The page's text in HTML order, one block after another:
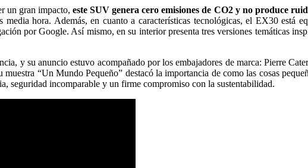
un gran impacto, este SUV genera cero emisiones de CO2 y no produce
media hora. Además, en cuanto a características tecnológicas, el EX30 está
por Google. Así mismo, en su interior presenta tres versiones temáticas
y su anuncio estuvo acompañado por los embajadores de marca: Pierre
muestra “Un Mundo Pequeño” destacó la importancia de como las cosas
seguridad incomparable y un firme compromiso con la sustentabilidad.